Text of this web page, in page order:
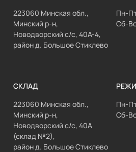
223060 Минская обл.,
Минский р-н,
Новодворский с/с, 40А-4,
район д. Большое Стиклево
Пн-
Сб-
СКЛАД
223060 Минская обл.,
Минский р-н,
Новодворский с/с, 40А
(склад №2),
район д. Большое Стиклево
Пн-
Сб-